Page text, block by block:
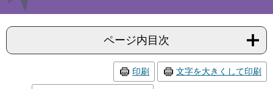
ページ内目次
印刷 文字を大きくして印刷